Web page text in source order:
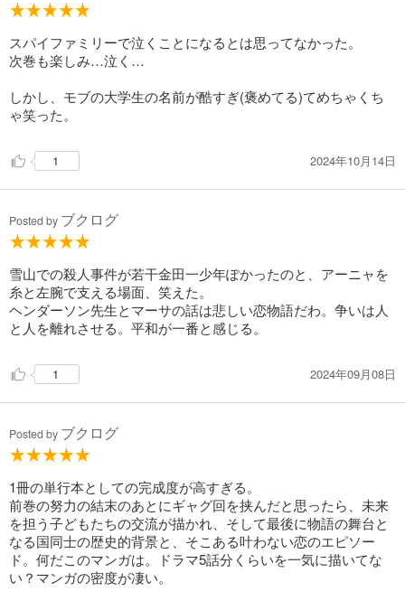
スパイファミリーで泣くことになるとは思ってなかった。
次巻も楽しみ…泣く…
しかし、モブの大学生の名前が酷すぎ(褒めてる)てめちゃくち
ゃ笑った。
1 2024年10月14日
Posted by ブクログ
雪山での殺人事件が若干金田一少年ぽかったのと、アーニャを
糸と左腕で支える場面、笑えた。
ヘンダーソン先生とマーサの話は悲しい恋物語だわ。争いは人
と人を離れさせる。平和が一番と感じる。
1 2024年09月08日
Posted by ブクログ
1冊の単行本としての完成度が高すぎる。
前巻の努力の結末のあとにギャグ回を挟んだと思ったら、未来
を担う子どもたちの交流が描かれ、そして最後に物語の舞台と
なる国同士の歴史的背景と、そこある叶わない恋のエピソー
ド。何だこのマンガは。ドラマ5話分くらいを一気に描いてな
い？マンガの密度が凄い。